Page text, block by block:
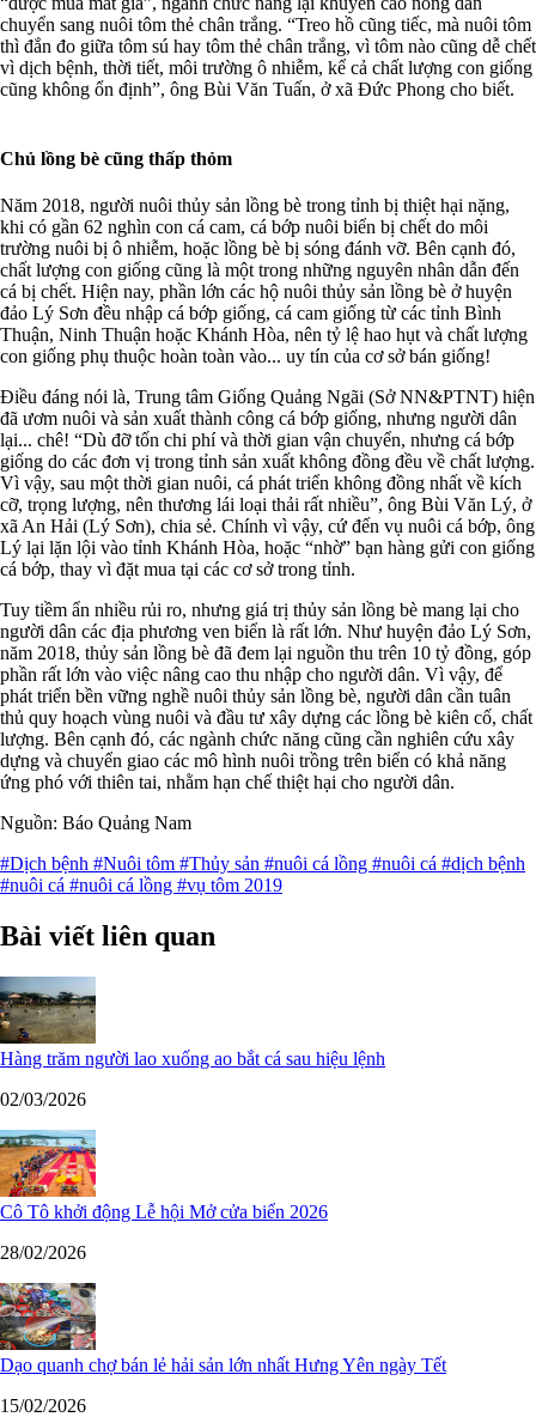
chuyển sang nuôi tôm thẻ chân trắng. “Treo hồ cũng tiếc, mà nuôi tôm
thì đắn đo giữa tôm sú hay tôm thẻ chân trắng, vì tôm nào cũng dễ chết
vì dịch bệnh, thời tiết, môi trường ô nhiễm, kể cả chất lượng con giống
cũng không ổn định”, ông Bùi Văn Tuấn, ở xã Đức Phong cho biết.
Chủ lồng bè cũng thấp thỏm
Năm 2018, người nuôi thủy sản lồng bè trong tỉnh bị thiệt hại nặng,
khi có gần 62 nghìn con cá cam, cá bớp nuôi biển bị chết do môi
trường nuôi bị ô nhiễm, hoặc lồng bè bị sóng đánh vỡ. Bên cạnh đó,
chất lượng con giống cũng là một trong những nguyên nhân dẫn đến
cá bị chết. Hiện nay, phần lớn các hộ nuôi thủy sản lồng bè ở huyện
đảo Lý Sơn đều nhập cá bớp giống, cá cam giống từ các tỉnh Bình
Thuận, Ninh Thuận hoặc Khánh Hòa, nên tỷ lệ hao hụt và chất lượng
con giống phụ thuộc hoàn toàn vào... uy tín của cơ sở bán giống!
Điều đáng nói là, Trung tâm Giống Quảng Ngãi (Sở NN&PTNT) hiện
đã ươm nuôi và sản xuất thành công cá bớp giống, nhưng người dân
lại... chê! “Dù đỡ tốn chi phí và thời gian vận chuyển, nhưng cá bớp
giống do các đơn vị trong tỉnh sản xuất không đồng đều về chất lượng.
Vì vậy, sau một thời gian nuôi, cá phát triển không đồng nhất về kích
cỡ, trọng lượng, nên thương lái loại thải rất nhiều”, ông Bùi Văn Lý, ở
xã An Hải (Lý Sơn), chia sẻ. Chính vì vậy, cứ đến vụ nuôi cá bớp, ông
Lý lại lặn lội vào tỉnh Khánh Hòa, hoặc “nhờ” bạn hàng gửi con giống
cá bớp, thay vì đặt mua tại các cơ sở trong tỉnh.
Tuy tiềm ẩn nhiều rủi ro, nhưng giá trị thủy sản lồng bè mang lại cho
người dân các địa phương ven biển là rất lớn. Như huyện đảo Lý Sơn,
năm 2018, thủy sản lồng bè đã đem lại nguồn thu trên 10 tỷ đồng, góp
phần rất lớn vào việc nâng cao thu nhập cho người dân. Vì vậy, để
phát triển bền vững nghề nuôi thủy sản lồng bè, người dân cần tuân
thủ quy hoạch vùng nuôi và đầu tư xây dựng các lồng bè kiên cố, chất
lượng. Bên cạnh đó, các ngành chức năng cũng cần nghiên cứu xây
dựng và chuyển giao các mô hình nuôi trồng trên biển có khả năng
ứng phó với thiên tai, nhằm hạn chế thiệt hại cho người dân.
Nguồn: Báo Quảng Nam
#Dịch bệnh #Nuôi tôm #Thủy sản #nuôi cá lồng #nuôi cá #dịch bệnh
#nuôi cá #nuôi cá lồng #vụ tôm 2019
Bài viết liên quan
Hàng trăm người lao xuống ao bắt cá sau hiệu lệnh
02/03/2026
Cô Tô khởi động Lễ hội Mở cửa biển 2026
28/02/2026
Dạo quanh chợ bán lẻ hải sản lớn nhất Hưng Yên ngày Tết
15/02/2026